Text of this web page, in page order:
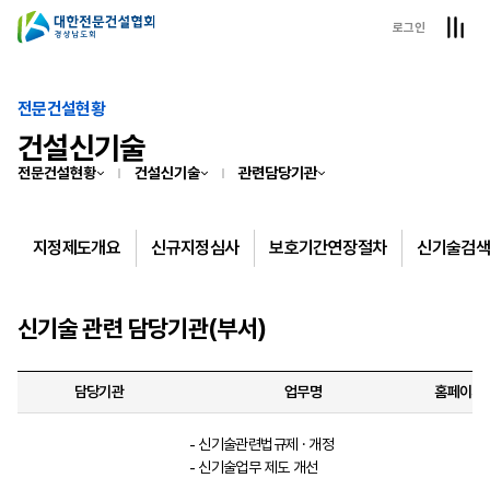
로그인
전문건설현황
건설신기술
전문건설현황 건설신기술 관련담당기관
지정제도개요 신규지정심사 보호기간연장절차 신기술검색
신기술 관련 담당기관(부서)
담당기관 업무명 홈페이지
신기술관련법규제 · 개정
신기술업무 제도 개선